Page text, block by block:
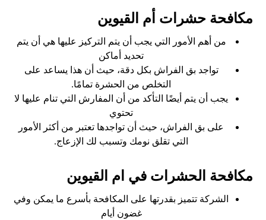
مكافحة حشرات أم القيوين
من أهم الأمور التي يجب أن يتم التركيز عليها هي أن يتم
تحديد أماكن
تواجد بق الفراش بكل دقة، حيث أن هذا يساعد على
التخلص من الحشرة تمامًا.
يجب أن يتم أيضًا التأكد من أن المفارش التي تنام عليها لا
تحتوي
على بق الفراش، حيث أن تواجدها تعتبر من أكثر الأمور
التي تقلق نومك وتسبب لك الإزعاج.
مكافحة الحشرات في ام القيوين
الشركة تتميز بقدرتها على المكافحة بأسرع ما يمكن وفي
غضون أيام